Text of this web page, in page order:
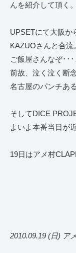
んを紹介して頂く
UPSETにて大阪か
KAZUOさんと合
ご飯屋さんなぞ･･
前故、泣く泣く断
名古屋のパンチあ
そしてDICE
よいよ本番当日が
19日はアメ村
2010.09.19 (日) ア